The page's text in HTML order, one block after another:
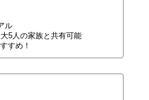
ル
5人の家族と共有可能
すめ！